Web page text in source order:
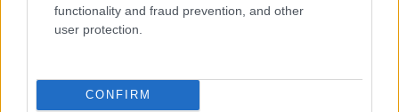
functionality and fraud prevention, and other
user protection.
CONFIRM
3 αλήθειες και 1 ψέμα για τη χρόνια φλεγμονή –